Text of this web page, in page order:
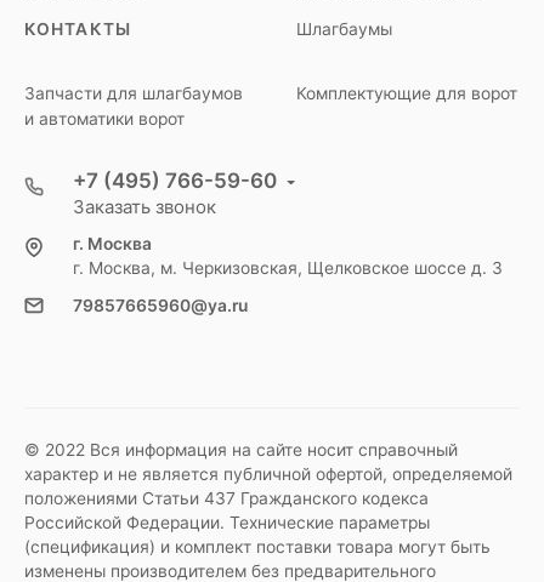
КОНТАКТЫ Шлагбаумы
Запчасти для шлагбаумов
и автоматики ворот
Комплектующие для ворот
+7 (495) 766-59-60
Заказать звонок
г. Москва
г. Москва, м. Черкизовская, Щелковское шоссе д. 3
79857665960@ya.ru
© 2022 Вся информация на сайте носит справочный
характер и не является публичной офертой, определяемой
положениями Статьи 437 Гражданского кодекса
Российской Федерации. Технические параметры
(спецификация) и комплект поставки товара могут быть
изменены производителем без предварительного